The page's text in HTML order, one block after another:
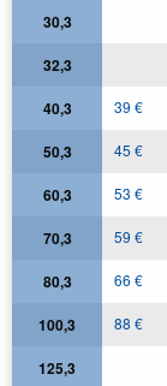
30,3
32,3
40,3 39 €
50,3 45 €
60,3 53 €
70,3 59 €
80,3 66 €
100,3 88 €
125,3